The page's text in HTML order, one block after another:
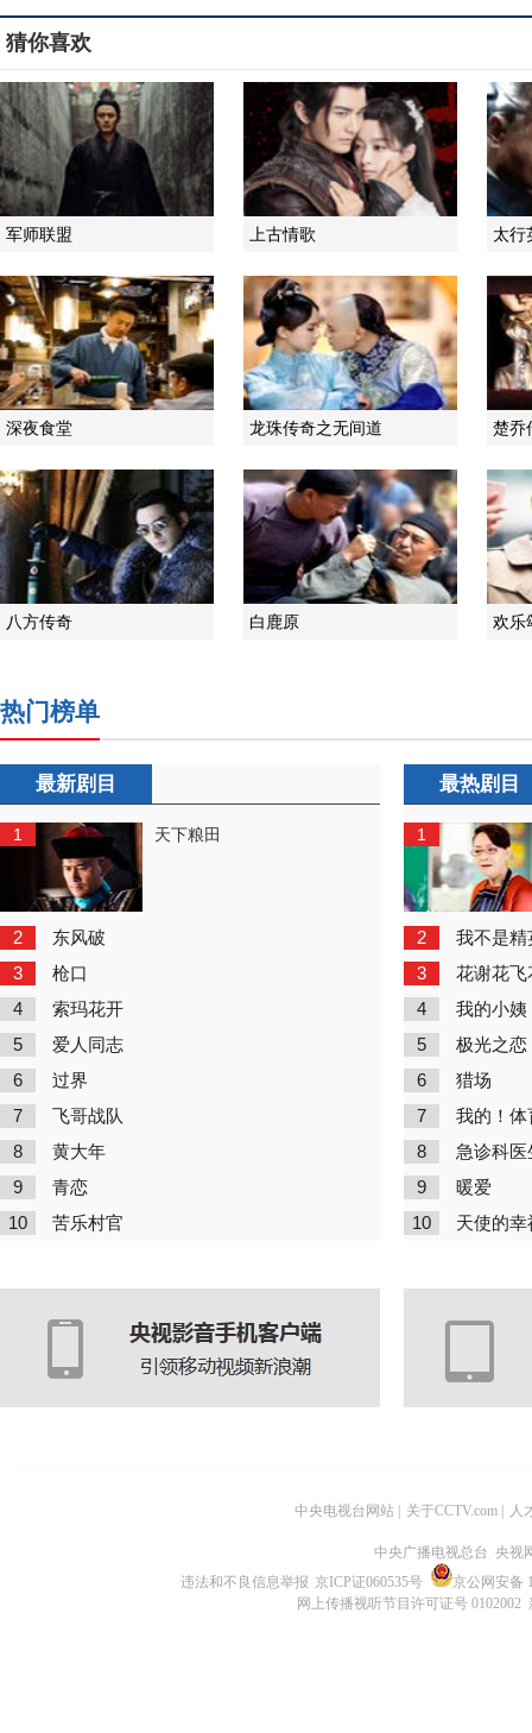
猜你喜欢
军师联盟 上古情歌 太行
深夜食堂 龙珠传奇之无间道 楚乔
八方传奇 白鹿原 欢乐
热门榜单
最新剧目
1 天下粮田
2 东风破
3 枪口
4 索玛花开
5 爱人同志
6 过界
7 飞哥战队
8 黄大年
9 青恋
10 苦乐村官
最热剧目
1
2 我不是精
3 花谢花飞
4 我的小姨
5 极光之恋
6 猎场
7 我的！体
8 急诊科医
9 暖爱
10 天使的幸
中央电视台网站 关于CCTV.com 人
中央广播电视总台 央视
违法和不良信息举报 京ICP证060535号
京公网安备
网上传播视听节目许可证号 0102002